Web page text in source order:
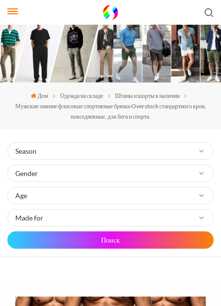
Дом Одежда на складе
Штаны и шорты в наличии
Мужские зимние флисовые спортивные брюки Overstock стандартного кроя,
повседневные, для бега и спорта.
Поиск